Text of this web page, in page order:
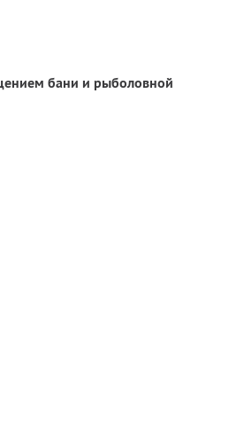
бани и рыболовной